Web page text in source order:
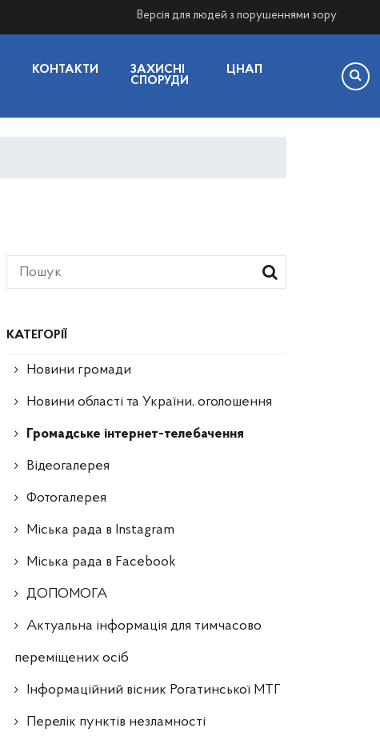
Версія для людей з порушеннями зору
КОНТАКТИ
ЗАХИСНІ
СПОРУДИ
ЦНАП
КАТЕГОРІЇ
Новини громади
Новини області та України, оголошення
Громадське інтернет-телебачення
Відеогалерея
Фотогалерея
Міська рада в Instagram
Міська рада в Facebook
ДОПОМОГА
Актуальна інформація для тимчасово
переміщених осіб
Інформаційний вісник Рогатинської МТГ
Перелік пунктів незламності